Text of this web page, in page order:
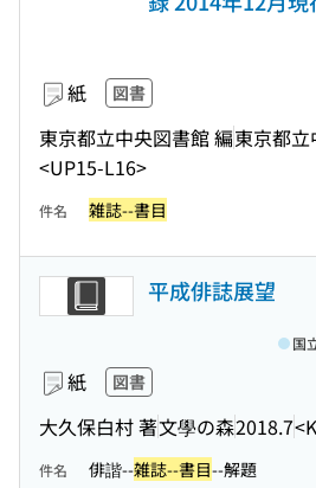
紙 図書
東京都立中央図書館 編東京都
<UP15-L16>
件名 雑誌--書目
平成俳誌展望
紙 図書
大久保白村 著文學の森2018.7
国
件名 俳諧--雑誌--書目--解題